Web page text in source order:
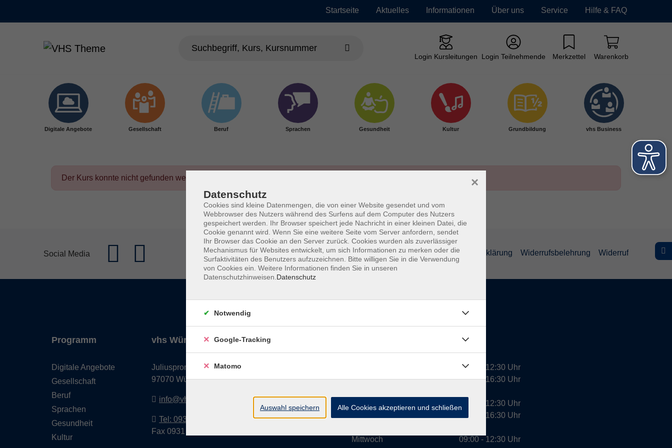
Startseite Aktuelles Informationen Über uns Service Hilfe & FAQ
Login Kursleitungen Login Teilnehmende Merkzettel Warenkorb
Digitale Angebote Gesellschaft Beruf Sprachen Gesundheit Kultur Grundbildung vhs Business
Der Kurs konnte nicht gefunden werden.
Social Media Impressum AGBs Datenschutzerklärung Barrierefreiheitserklärung Widerrufsbelehrung Widerruf
Programm
Digitale Angebote
Gesellschaft
Beruf
Sprachen
Gesundheit
Kultur
vhs Würzburg & Umgebung e. V.
Juliuspromenade 68
97070 Würzburg
info@vhs-wuerzburg.de
Tel: 0931 35593 0
Fax 0931 35593-20
Dienstag
Mittwoch
09:00 - 12:30 Uhr
13:00 - 16:30 Uhr
10:00 - 12:30 Uhr
13:00 - 16:30 Uhr
09:00 - 12:30 Uhr
Datenschutz
Cookies sind kleine Datenmengen, die von einer Website gesendet und vom
Webbrowser des Nutzers während des Surfens auf dem Computer des Nutzers
gespeichert werden. Ihr Browser speichert jede Nachricht in einer kleinen Datei, die
Cookie genannt wird. Wenn Sie eine weitere Seite vom Server anfordern, sendet
Ihr Browser das Cookie an den Server zurück. Cookies wurden als zuverlässiger
Mechanismus für Websites entwickelt, um sich Informationen zu merken oder die
Surfaktivitäten des Benutzers aufzuzeichnen. Bitte willigen Sie in die Verwendung
von Cookies ein. Weitere Informationen finden Sie in unseren
Datenschutzhinweisen. Datenschutz
×
Notwendig
Google-Tracking
Matomo
Auswahl speichern Alle Cookies akzeptieren und schließen